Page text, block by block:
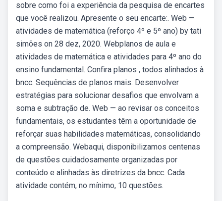
sobre como foi a experiência da pesquisa de encartes
que você realizou. Apresente o seu encarte:. Web —
atividades de matemática (reforço 4º e 5º ano) by tati
simões on 28 dez, 2020. Webplanos de aula e
atividades de matemática e atividades para 4º ano do
ensino fundamental. Confira planos , todos alinhados à
bncc. Sequências de planos mais. Desenvolver
estratégias para solucionar desafios que envolvam a
soma e subtração de. Web — ao revisar os conceitos
fundamentais, os estudantes têm a oportunidade de
reforçar suas habilidades matemáticas, consolidando
a compreensão. Webaqui, disponibilizamos centenas
de questões cuidadosamente organizadas por
conteúdo e alinhadas às diretrizes da bncc. Cada
atividade contém, no mínimo, 10 questões.